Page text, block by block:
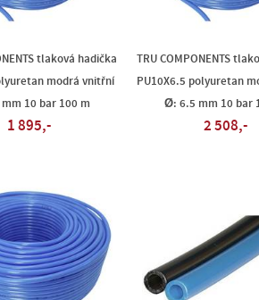
tlaková hadička
modrá vnitřní
10 bar 100 m
1 895,-
TRU COMPONENTS
PU10X6.5 polyuretan
Ø: 6.5 mm 10 bar
2 508,-